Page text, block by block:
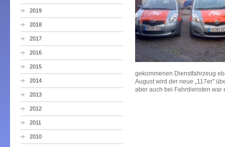
2019
2018
2017
2016
2015
2014
2013
2012
2011
2010
gekommenen Dienstfahrzeug
August wird der neue „117er"
aber auch bei Fahrdiensten war